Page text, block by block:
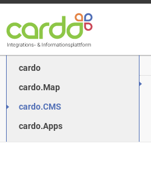
cardo
cardo.Map
cardo.CMS
cardo.Apps